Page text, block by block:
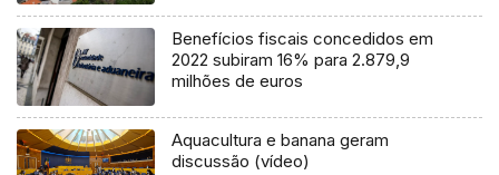
Benefícios fiscais concedidos em
2022 subiram 16% para 2.879,9
milhões de euros
Aquacultura e banana geram
discussão (vídeo)